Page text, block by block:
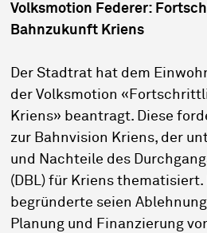
Volksmotion Federer:
Bahnzukunft Kriens
Der Stadtrat hat dem
der Volksmotion
Kriens» beantragt. Diese
zur Bahnvision Kriens, der
und Nachteile des
(DBL) für Kriens
begründerte seien
Planung und Finanzierung